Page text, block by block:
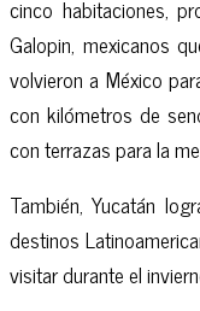
cinco habitaciones,
Galopin, mexicanos
volvieron a México
con kilómetros de
con terrazas para la
También, Yucatán
destinos
visitar durante el